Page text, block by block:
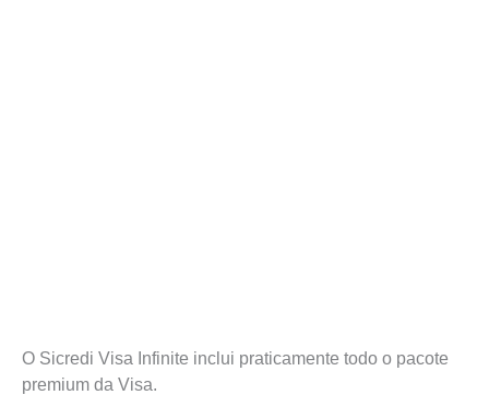
O Sicredi Visa Infinite inclui praticamente todo o pacote
premium da Visa.